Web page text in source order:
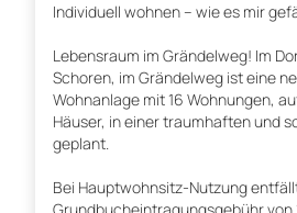
Individuell wohnen – wie es mir
Lebensraum im Grändelweg! Im
Schoren, im Grändelweg ist eine
Wohnanlage mit 16 Wohnungen,
Häuser, in einer traumhaften und
geplant.
Bei Hauptwohnsitz-Nutzung